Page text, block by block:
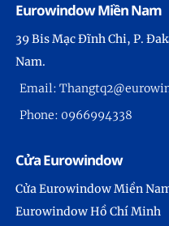
Eurowindow Miền Nam
39 Bis Mạc Đĩnh Chi, P.
Nam.
Email:
Phone: 0966994338
Cửa Eurowindow
Cửa Eurowindow Miền
Eurowindow Hồ Chí Minh